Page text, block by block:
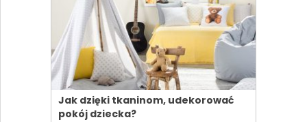
Jak dzięki tkaninom, udekorować
pokój dziecka?